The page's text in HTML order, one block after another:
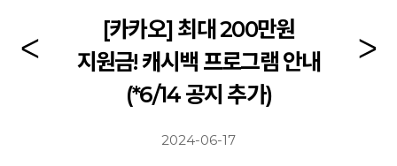
[카카오] 최대 200만원
지원금! 캐시백 프로그램 안내
(*6/14 공지 추가)
2024-06-17